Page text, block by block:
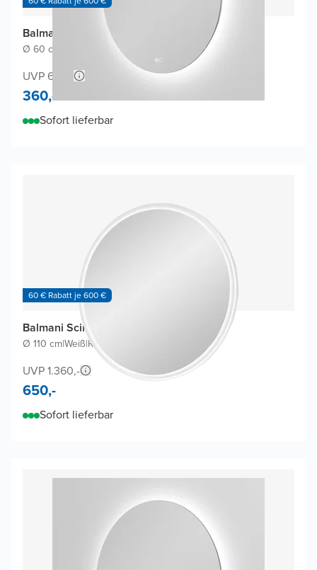
Balmani Giro Touch Badspiegel
Ø 60 cm Spiegel ohne Rahmen
UVP 660,-
360,-
Sofort lieferbar
60 € Rabatt je 600 €
Balmani Scirocco Badspiegel
Ø 110 cm|Weiß|Rund
UVP 1.360,-
650,-
Sofort lieferbar